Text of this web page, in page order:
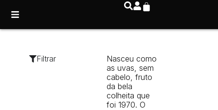
Filtrar
Nasceu como
as uvas, sem
cabelo, fruto
da bela
colheita que
foi 1970. O